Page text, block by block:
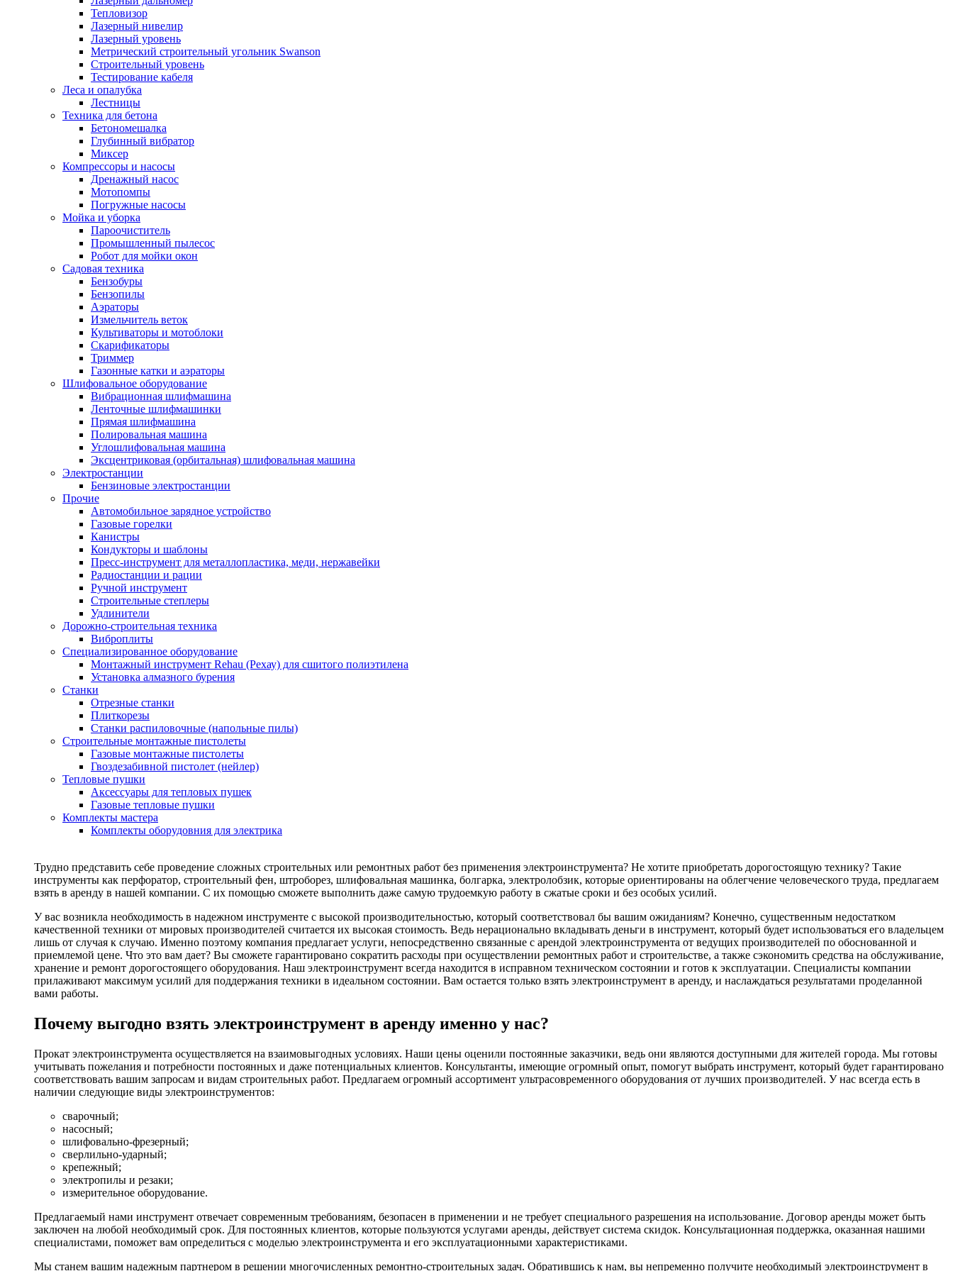
Тепловизор
Лазерный нивелир
Лазерный уровень
Метрический строительный угольник Swanson
Строительный уровень
Тестирование кабеля
Леса и опалубка
Лестницы
Техника для бетона
Бетономешалка
Глубинный вибратор
Миксер
Компрессоры и насосы
Дренажный насос
Мотопомпы
Погружные насосы
Мойка и уборка
Пароочиститель
Промышленный пылесос
Робот для мойки окон
Садовая техника
Бензобуры
Бензопилы
Аэраторы
Измельчитель веток
Культиваторы и мотоблоки
Скарификаторы
Триммер
Газонные катки и аэраторы
Шлифовальное оборудование
Вибрационная шлифмашина
Ленточные шлифмашинки
Прямая шлифмашина
Полировальная машина
Углошлифовальная машина
Эксцентриковая (орбитальная) шлифовальная машина
Электростанции
Бензиновые электростанции
Прочие
Автомобильное зарядное устройство
Газовые горелки
Канистры
Кондукторы и шаблоны
Пресс-инструмент для металлопластика, меди, нержавейки
Радиостанции и рации
Ручной инструмент
Строительные степлеры
Удлинители
Дорожно-строительная техника
Виброплиты
Специализированное оборудование
Монтажный инструмент Rehau (Рехау) для сшитого полиэтилена
Установка алмазного бурения
Станки
Отрезные станки
Плиткорезы
Станки распиловочные (напольные пилы)
Строительные монтажные пистолеты
Газовые монтажные пистолеты
Гвоздезабивной пистолет (нейлер)
Тепловые пушки
Аксессуары для тепловых пушек
Газовые тепловые пушки
Комплекты мастера
Комплекты оборудовния для электрика
Трудно представить себе проведение сложных строительных или ремонтных работ без применения электроинструмента? Не хотите приобретать дорогостоящую технику? Такие
инструменты как перфоратор, строительный фен, штроборез, шлифовальная машинка, болгарка, электролобзик, которые ориентированы на облегчение человеческого труда, предлагаем
взять в аренду в нашей компании. С их помощью сможете выполнить даже самую трудоемкую работу в сжатые сроки и без особых усилий.
У вас возникла необходимость в надежном инструменте с высокой производительностью, который соответствовал бы вашим ожиданиям? Конечно, существенным недостатком
качественной техники от мировых производителей считается их высокая стоимость. Ведь нерационально вкладывать деньги в инструмент, который будет использоваться его владельцем
лишь от случая к случаю. Именно поэтому компания предлагает услуги, непосредственно связанные с арендой электроинструмента от ведущих производителей по обоснованной и
приемлемой цене. Что это вам дает? Вы сможете гарантировано сократить расходы при осуществлении ремонтных работ и строительстве, а также сэкономить средства на обслуживание,
хранение и ремонт дорогостоящего оборудования. Наш электроинструмент всегда находится в исправном техническом состоянии и готов к эксплуатации. Специалисты компании
прилаживают максимум усилий для поддержания техники в идеальном состоянии. Вам остается только взять электроинструмент в аренду, и наслаждаться результатами проделанной
вами работы.
Почему выгодно взять электроинструмент в аренду именно у нас?
Прокат электроинструмента осуществляется на взаимовыгодных условиях. Наши цены оценили постоянные заказчики, ведь они являются доступными для жителей города. Мы готовы
учитывать пожелания и потребности постоянных и даже потенциальных клиентов. Консультанты, имеющие огромный опыт, помогут выбрать инструмент, который будет гарантировано
соответствовать вашим запросам и видам строительных работ. Предлагаем огромный ассортимент ультрасовременного оборудования от лучших производителей. У нас всегда есть в
наличии следующие виды электроинструментов:
сварочный;
насосный;
шлифовально-фрезерный;
сверлильно-ударный;
крепежный;
электропилы и резаки;
измерительное оборудование.
Предлагаемый нами инструмент отвечает современным требованиям, безопасен в применении и не требует специального разрешения на использование. Договор аренды может быть
заключен на любой необходимый срок. Для постоянных клиентов, которые пользуются услугами аренды, действует система скидок. Консультационная поддержка, оказанная нашими
специалистами, поможет вам определиться с моделью электроинструмента и его эксплуатационными характеристиками.
Мы станем вашим надежным партнером в решении многочисленных ремонтно-строительных задач. Обратившись к нам, вы непременно получите необходимый электроинструмент в